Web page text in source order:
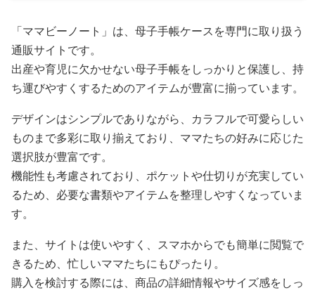
「ママビーノート」は、母子手帳ケースを専門に取り扱う
通販サイトです。
出産や育児に欠かせない母子手帳をしっかりと保護し、持
ち運びやすくするためのアイテムが豊富に揃っています。
デザインはシンプルでありながら、カラフルで可愛らしい
ものまで多彩に取り揃えており、ママたちの好みに応じた
選択肢が豊富です。
機能性も考慮されており、ポケットや仕切りが充実してい
るため、必要な書類やアイテムを整理しやすくなっていま
す。
また、サイトは使いやすく、スマホからでも簡単に閲覧で
きるため、忙しいママたちにもぴったり。
購入を検討する際には、商品の詳細情報やサイズ感をしっ